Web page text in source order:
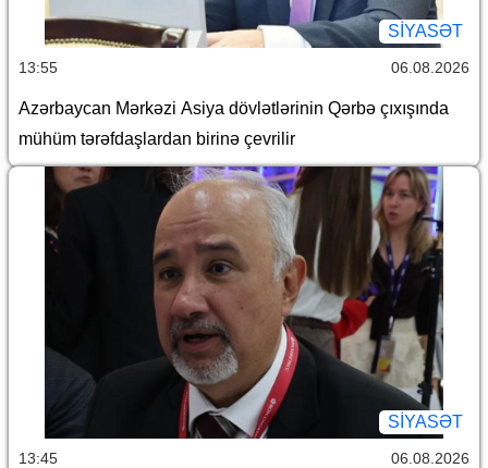
SİYASƏT
13:55 06.08.2026
Azərbaycan Mərkəzi Asiya dövlətlərinin Qərbə çıxışında
mühüm tərəfdaşlardan birinə çevrilir
SİYASƏT
13:45 06.08.2026